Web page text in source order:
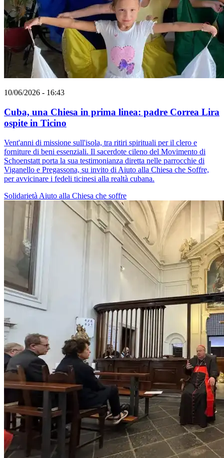
10/06/2026 - 16:43
Cuba, una Chiesa in prima linea: padre Correa Lira
ospite in Ticino
Vent'anni di missione sull'isola, tra ritiri spirituali per il clero e
forniture di beni essenziali. Il sacerdote cileno del Movimento di
Schoenstatt porta la sua testimonianza diretta nelle parrocchie di
Viganello e Pregassona, su invito di Aiuto alla Chiesa che Soffre,
per avvicinare i fedeli ticinesi alla realtà cubana.
Solidarietà Aiuto alla Chiesa che soffre